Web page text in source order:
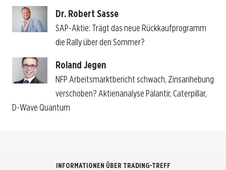
Dr. Robert Sasse
SAP-Aktie: Trägt das neue Rückkaufprogramm
die Rally über den Sommer?
Roland Jegen
NFP Arbeitsmarktbericht schwach, Zinsanhebung
verschoben? Aktienanalyse Palantir, Caterpillar,
D-Wave Quantum
INFORMATIONEN ÜBER TRADING-TREFF